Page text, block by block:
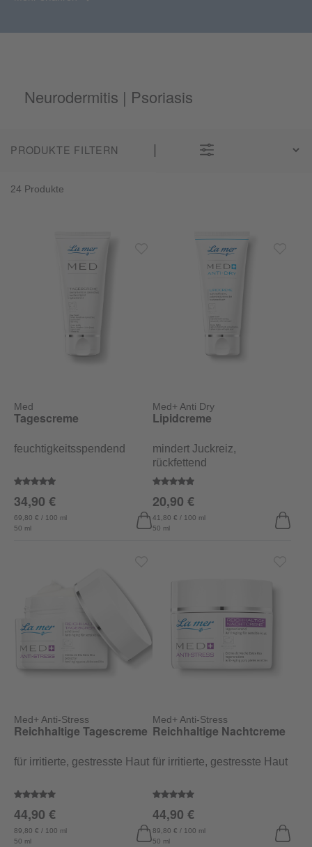
Neurodermitis | Psoriasis
PRODUKTE FILTERN
24 Produkte
Med
Durchschnittliche Bewertung von 4.9 von 5 Sternen
Tagescreme
feuchtigkeitsspendend
50 ml
69,80 € / 100 ml
34,90 €
Med+ Anti Dry
Durchschnittliche Bewertung
Lipidcreme
mindert Juckreiz,
rückfettend
50 ml
41,80 € / 100 ml
20,90 €
Med+ Anti-Stress
Durchschnittliche Bewertung von 5 von 5 Sternen
Reichhaltige Tagescreme
für irritierte, gestresste Haut
50 ml
89,80 € / 100 ml
44,90 €
Med+ Anti-Stress
Durchschnittliche Bewertung
Reichhaltige Nachtcreme
für irritierte, gestresste Haut
50 ml
89,80 € / 100 ml
44,90 €